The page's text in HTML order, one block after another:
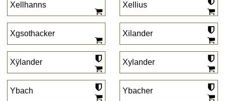
Xellhanns Xellius
Xgsothacker Xilander
Xÿlander Xylander
Ybach Ybacher